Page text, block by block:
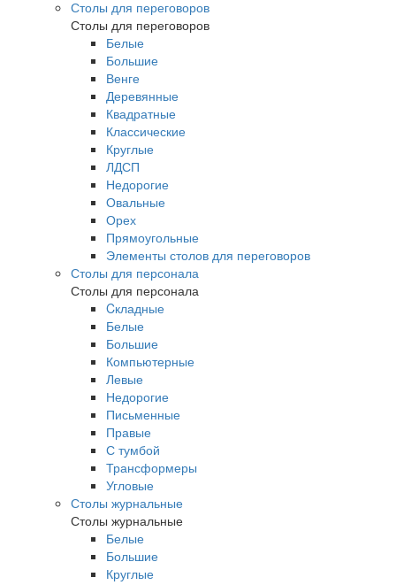
Столы для переговоров
Столы для переговоров
Белые
Большие
Венге
Деревянные
Квадратные
Классические
Круглые
ЛДСП
Недорогие
Овальные
Орех
Прямоугольные
Элементы столов для переговоров
Столы для персонала
Столы для персонала
Cкладные
Белые
Большие
Компьютерные
Левые
Недорогие
Письменные
Правые
С тумбой
Трансформеры
Угловые
Столы журнальные
Столы журнальные
Белые
Большие
Круглые